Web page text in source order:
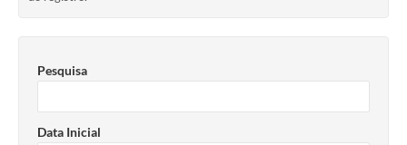
Prestação de Contas
Diário Oficial
Pesquisa
Data Inicial